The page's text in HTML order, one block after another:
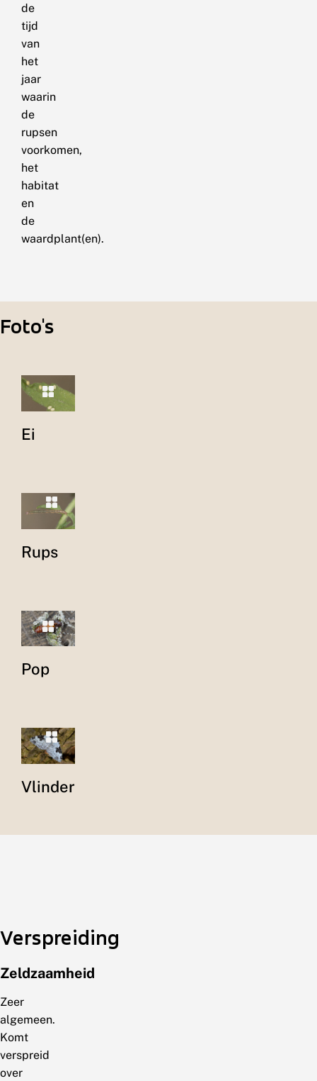
de
tijd
van
het
jaar
waarin
de
rupsen
voorkomen,
het
habitat
en
de
waardplant(en).
Foto's
Ei
Rups
Pop
Vlinder
Verspreiding
Zeldzaamheid
Zeer
algemeen.
Komt
verspreid
over